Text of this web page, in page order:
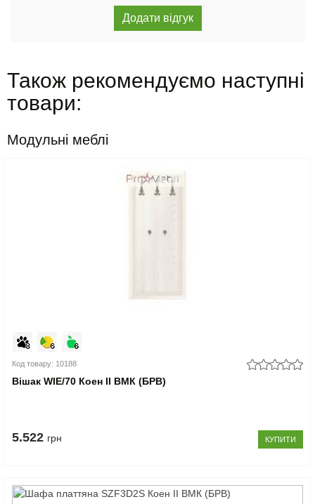
Також рекомендуємо наступні
товари:
Модульні меблі
Код товару: 10188
Вішак WIE/70 Коен II ВМК (БРВ)
5.522 грн КУПИТИ